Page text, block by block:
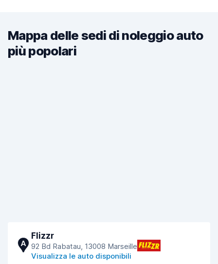
Mappa delle sedi di noleggio auto
più popolari
A
Flizzr
92 Bd Rabatau, 13008 Marseille
Visualizza le auto disponibili